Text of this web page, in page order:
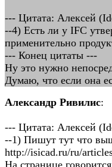
--- Цитата: Алексей
--4) Есть ли у IFC
применительно
--- Конец цитаты ---
Ну это нужно
Думаю, что если она
Александр Ривилис:
--- Цитата: Алексей
--1) Пишут тут что
http://isicad.ru/ru/
На странице